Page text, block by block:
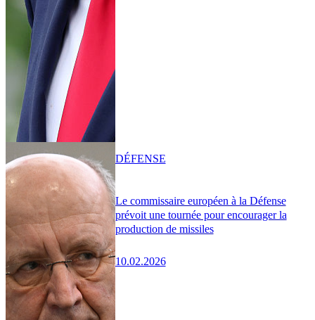
Le commissaire européen à la Défense
prévoit une tournée pour encourager la
production de missiles
10.02.2026
DÉFENSE